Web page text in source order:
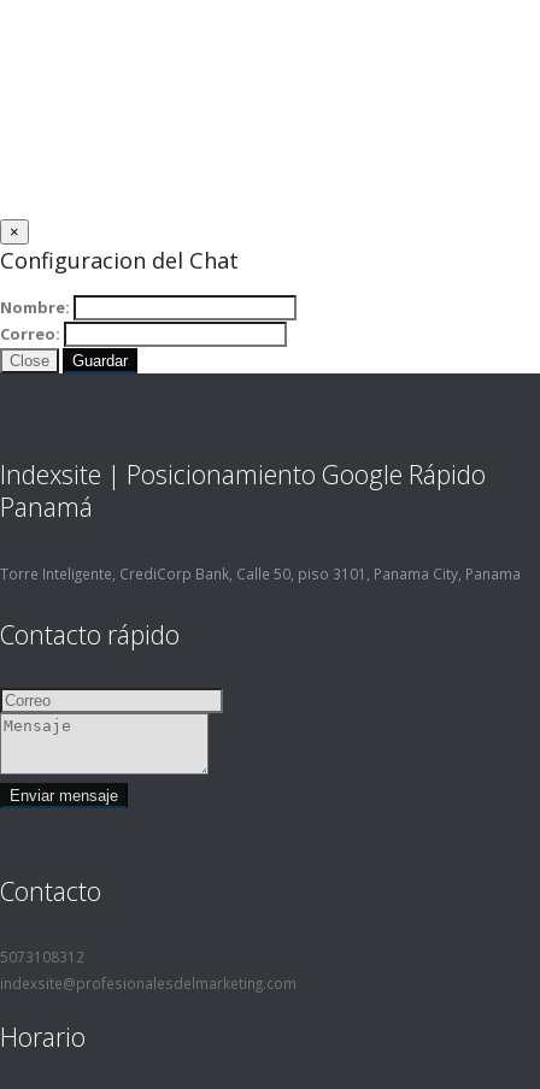
×
Configuracion del Chat
Nombre:
Correo:
Close Guardar
Indexsite | Posicionamiento Google Rápido
Panamá
Torre Inteligente, CrediCorp Bank, Calle 50, piso 3101, Panama City, Panama
Contacto rápido
Contacto
5073108312
indexsite@profesionalesdelmarketing.com
Horario